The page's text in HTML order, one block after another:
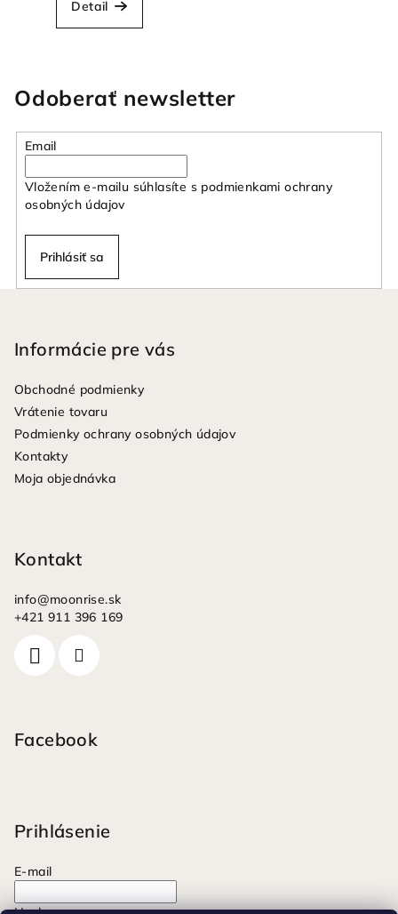
Detail
Odoberať newsletter
Email
Vložením e-mailu súhlasíte s podmienkami ochrany
osobných údajov
Prihlásiť sa
Informácie pre vás
Obchodné podmienky
Vrátenie tovaru
Podmienky ochrany osobných údajov
Kontakty
Moja objednávka
Kontakt
info@moonrise.sk
+421 911 396 169
Facebook
Prihlásenie
E-mail